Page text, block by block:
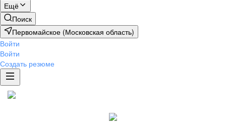
Ещё
Поиск
Первомайское (Московская область)
Войти
Войти
Создать резюме